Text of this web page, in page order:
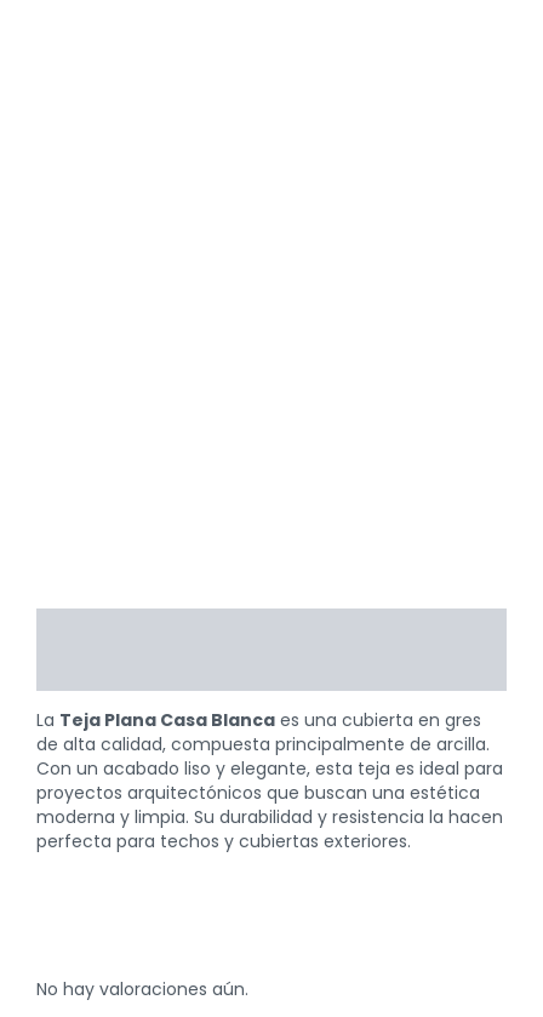
La Teja Plana Casa Blanca es una cubierta en gres
de alta calidad, compuesta principalmente de arcilla.
Con un acabado liso y elegante, esta teja es ideal para
proyectos arquitectónicos que buscan una estética
moderna y limpia. Su durabilidad y resistencia la hacen
perfecta para techos y cubiertas exteriores.
No hay valoraciones aún.